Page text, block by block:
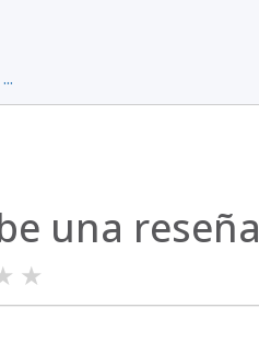
una reseña
★